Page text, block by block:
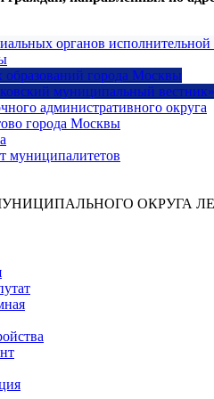
ОКРУГА